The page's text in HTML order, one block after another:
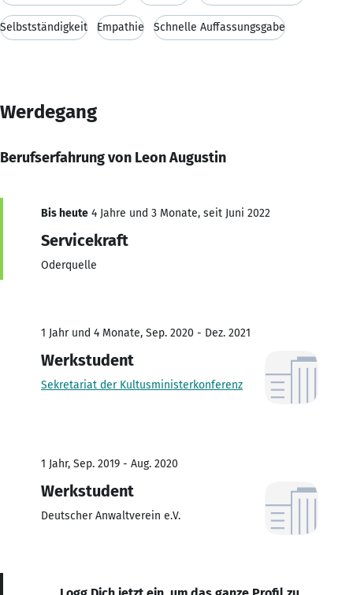
Selbstständigkeit Empathie Schnelle Auffassungsgabe
Werdegang
Berufserfahrung von Leon Augustin
Bis heute 4 Jahre und 3 Monate, seit Juni 2022
Servicekraft
Oderquelle
1 Jahr und 4 Monate, Sep. 2020 - Dez. 2021
Werkstudent
Sekretariat der Kultusministerkonferenz
1 Jahr, Sep. 2019 - Aug. 2020
Werkstudent
Deutscher Anwaltverein e.V.